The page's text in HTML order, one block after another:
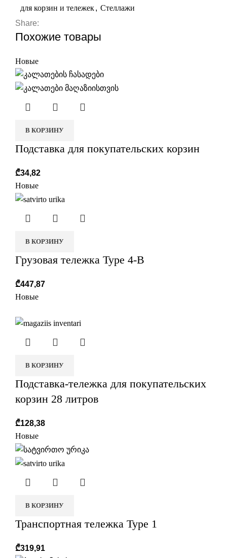
для корзин и тележек, Стеллажи
Share:
Похожие товары
Новые
В КОРЗИНУ
Подставка для покупательских корзин
₾34,82
Новые
В КОРЗИНУ
Грузовая тележка Type 4-B
₾447,87
Новые
В КОРЗИНУ
Подставка-тележка для покупательских
корзин 28 литров
₾128,38
Новые
В КОРЗИНУ
Транспортная тележка Type 1
₾319,91